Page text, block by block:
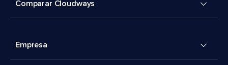
Comparar Cloudways
Empresa